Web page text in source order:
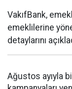
VakıfBank,
emeklilerine
detaylarını
Ağustos ayıyla